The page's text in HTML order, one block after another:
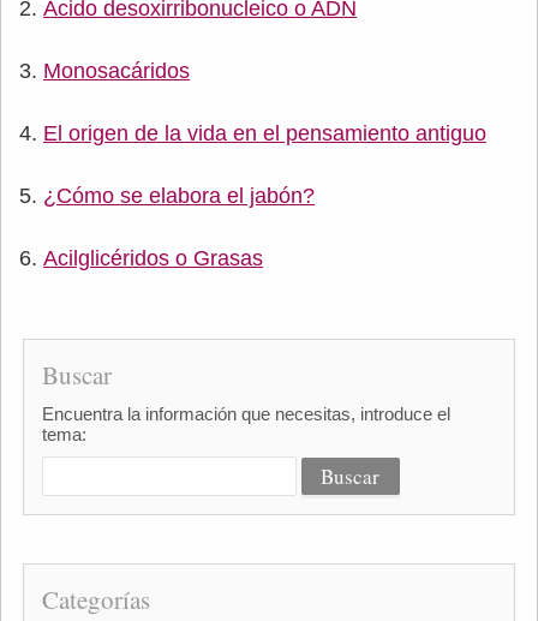
Ácido desoxirribonucleico o ADN
Monosacáridos
El origen de la vida en el pensamiento antiguo
¿Cómo se elabora el jabón?
Acilglicéridos o Grasas
Buscar
Encuentra la información que necesitas, introduce el
tema:
Categorías